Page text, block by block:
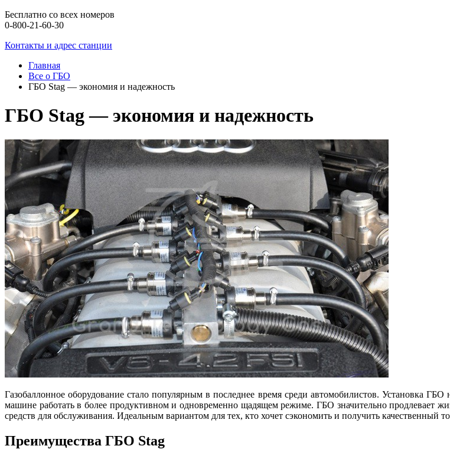
Бесплатно со всех номеров
0-800-21-60-30
Контакты и адрес станции
Главная
Все о ГБО
ГБО Stag — экономия и надежность
ГБО Stag — экономия и надежность
Газобаллонное оборудование стало популярным в последнее время среди автомобилистов. Установка
машине работать в более продуктивном и одновременно щадящем режиме. ГБО значительно продлевает
средств для обслуживания. Идеальным вариантом для тех, кто хочет сэкономить и получить качественный
Преимущества ГБО Stag